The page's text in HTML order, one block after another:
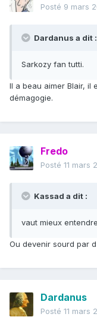
Posté 9 mars
Dardanus a dit :
Sarkozy fan tutti.
Il a beau aimer Blair, il
démagogie.
Fredo
Posté 11 mars
Kassad a dit :
vaut mieux
Ou devenir sourd par
Dardanus
Posté 11 mars